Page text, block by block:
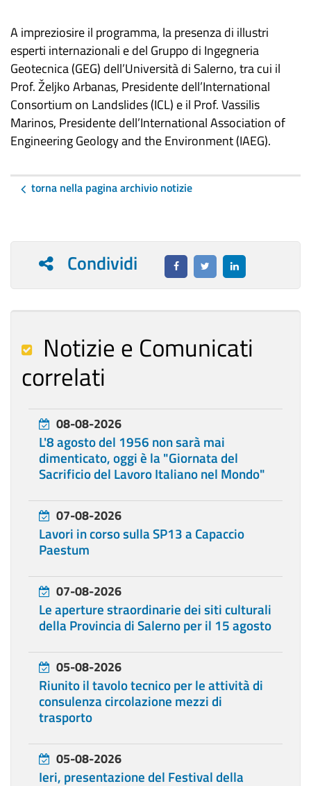
A impreziosire il programma, la presenza di illustri
esperti internazionali e del Gruppo di Ingegneria
Geotecnica (GEG) dell’Università di Salerno, tra cui il
Prof. Željko Arbanas, Presidente dell’International
Consortium on Landslides (ICL) e il Prof. Vassilis
Marinos, Presidente dell’International Association of
Engineering Geology and the Environment (IAEG).
torna nella pagina archivio notizie
Condividi
Notizie e Comunicati
correlati
08-08-2026
L'8 agosto del 1956 non sarà mai
dimenticato, oggi è la "Giornata del
Sacrificio del Lavoro Italiano nel Mondo"
07-08-2026
Lavori in corso sulla SP13 a Capaccio
Paestum
07-08-2026
Le aperture straordinarie dei siti culturali
della Provincia di Salerno per il 15 agosto
05-08-2026
Riunito il tavolo tecnico per le attività di
consulenza circolazione mezzi di
trasporto
05-08-2026
Ieri, presentazione del Festival della